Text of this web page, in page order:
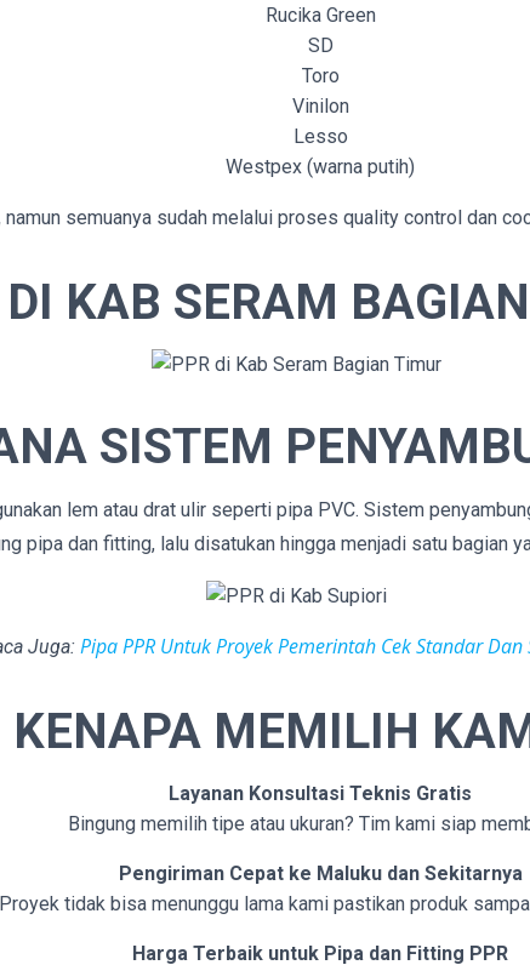
Rucika Green
SD
Toro
Vinilon
Lesso
Westpex (warna putih)
semuanya sudah melalui proses quality control dan
KAB SERAM
SISTEM
lem atau drat ulir seperti pipa PVC. Sistem
pipa dan fitting, lalu disatukan hingga menjadi satu bagian
Juga: Pipa PPR Untuk Proyek Pemerintah Cek Standar Dan
KENAPA MEMILIH
Layanan Konsultasi Teknis Gratis
Bingung memilih tipe atau ukuran? Tim kami siap
Pengiriman Cepat ke Maluku dan Sekitarnya
Proyek tidak bisa menunggu lama kami pastikan produk
Harga Terbaik untuk Pipa dan Fitting PPR